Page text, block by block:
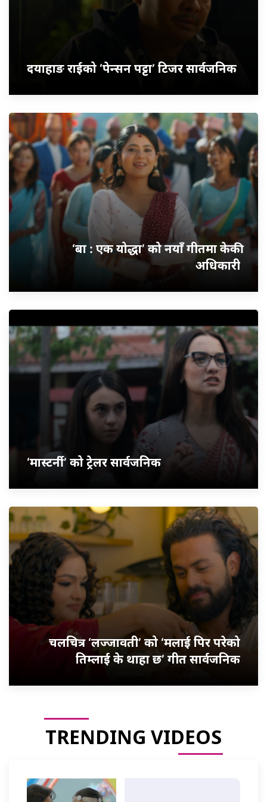
दयाहाङ राईको ‘पेन्सन पट्टा’ टिजर सार्वजनिक
‘बा : एक योद्धा’ को नयाँ गीतमा केकी
अधिकारी
‘मास्टर्नी’ को ट्रेलर सार्वजनिक
चलचित्र ‘लज्जावती’ को ‘मलाई पिर परेको
तिम्लाई के थाहा छ’ गीत सार्वजनिक
TRENDING VIDEOS